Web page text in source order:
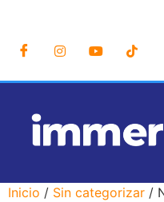
Inicio / Sin categorizar /